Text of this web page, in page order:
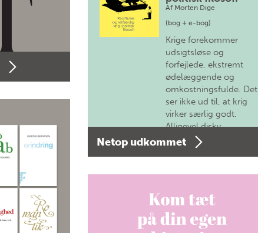
Af Morten Dige
(bog + e-bog)
Krige forekommer
udsigtsløse og
forfejlede, ekstremt
ødelæggende og
omkostningsfulde. Det
ser ikke ud til, at krig
virker særlig godt.
Alligevel diskv…
Netop udkommet